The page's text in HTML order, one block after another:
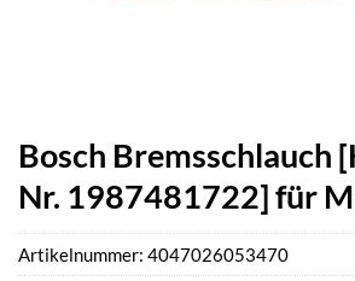
Bosch Bremsschlauch
Nr. 1987481722] für
Artikelnummer: 4047026053470